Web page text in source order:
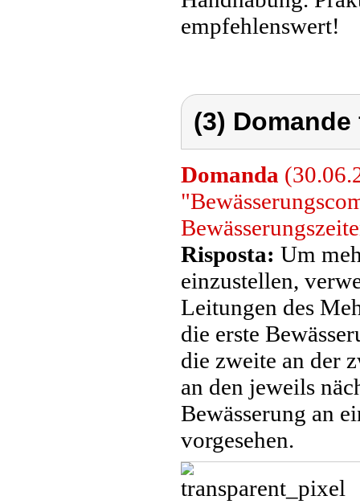
empfehlenswert!
(3)
Domanda
Risposta: Um
einzustellen,
Leitungen des
die erste
die zweite an der
an den jeweils
Bewässerung an
vorgesehen.